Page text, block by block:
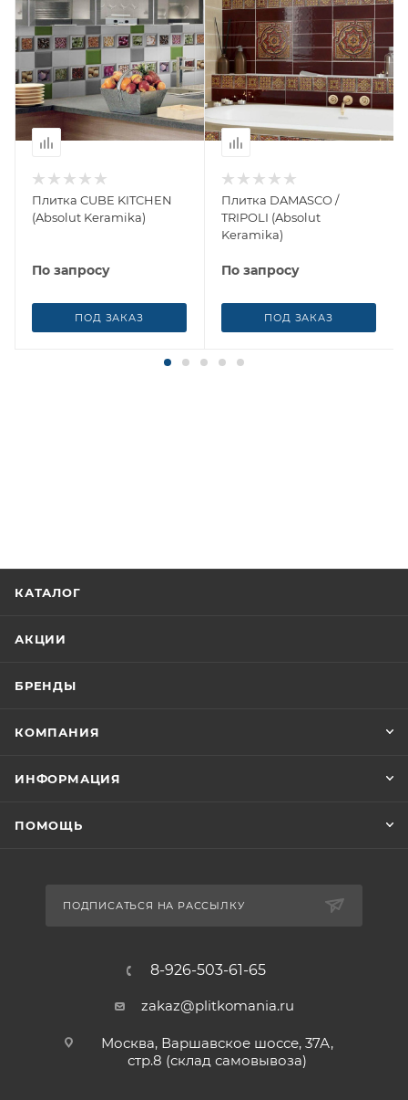
Плитка CUBE KITCHEN
(Absolut Keramika)
По запросу
ПОД ЗАКАЗ
Плитка DAMASCO /
TRIPOLI (Absolut
Keramika)
По запросу
ПОД ЗАКАЗ
КАТАЛОГ
АКЦИИ
БРЕНДЫ
КОМПАНИЯ
ИНФОРМАЦИЯ
ПОМОЩЬ
ПОДПИСАТЬСЯ НА РАССЫЛКУ
8-926-503-61-65
zakaz@plitkomania.ru
Москва, Варшавское шоссе, 37А,
стр.8 (склад самовывоза)